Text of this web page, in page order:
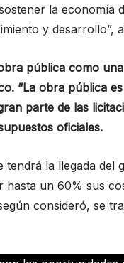
la
y desarrollo”,
pública como
“La obra pública
parte de las
oficiales.
tendrá la llegada
un 60% sus
consideró, se